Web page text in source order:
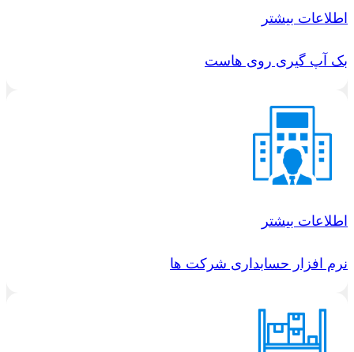
اطلاعات بیشتر
بک آپ گیری روی هاست
اطلاعات بیشتر
نرم افزار حسابداری شرکت ها